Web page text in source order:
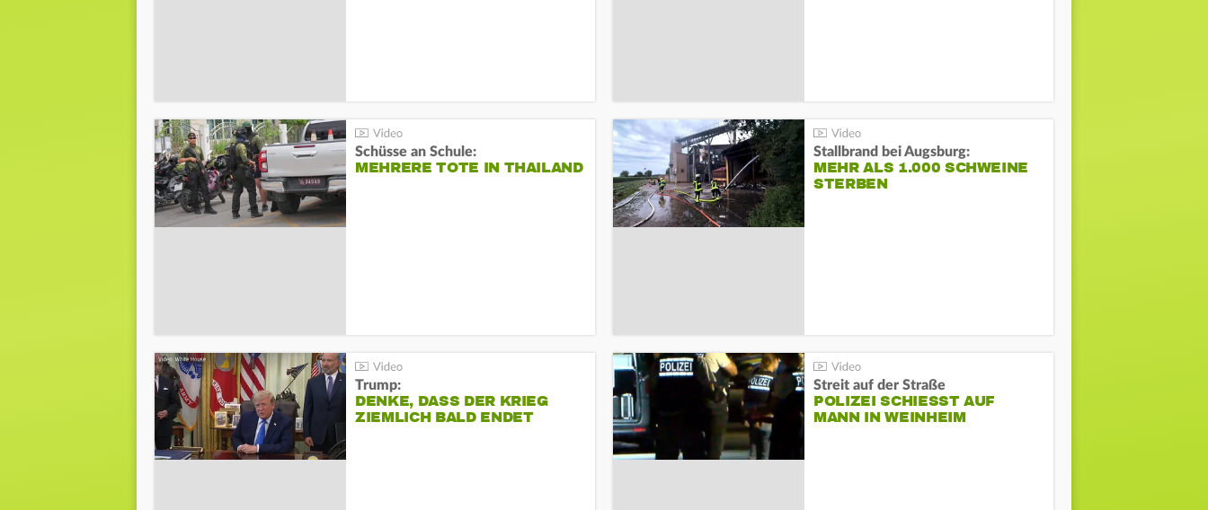
Schüsse an Schule:
MEHRERE TOTE IN THAILAND
Stallbrand bei Augsburg:
MEHR ALS 1.000 SCHWEINE
STERBEN
Trump:
DENKE, DASS DER KRIEG
ZIEMLICH BALD ENDET
Streit auf der Straße
POLIZEI SCHIESST AUF M
ANN IN WEINHEIM